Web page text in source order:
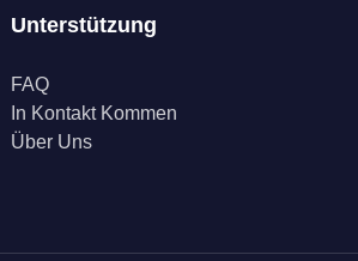
Unterstützung
FAQ
In Kontakt Kommen
Über Uns